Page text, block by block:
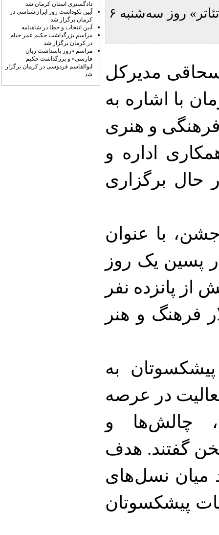
جشن بهارانه‌ی تئاتر کرمان با عنوان «همواره تئاتر» روز سه‌شنبه ۶
مدیرکل
با اشاره به
فرهنگی و هنری
اداره و
حال برگزاری
با عنوان
پسین یک روز
پانزده نفر
فرهنگ و هنر
به
در عرصه
چالش‌ها و
گفتند. هدف
میان نسل‌های
پیشکسوتان
دادگستری استان کرمان شد
آیین نکوداشت روز ایران‌شناسی در
کرمان برگزار شد
آیین انتخاب و خطا در شاهنامه
مراسم بزرگداشت حکیم عمر خیام
در کرمان برگزار شد
مراسم «روز پاسداشت زبان
فارسی» و بزرگداشت حکیم
ابوالقاسم فردوسی در کرمان برگزار
شد